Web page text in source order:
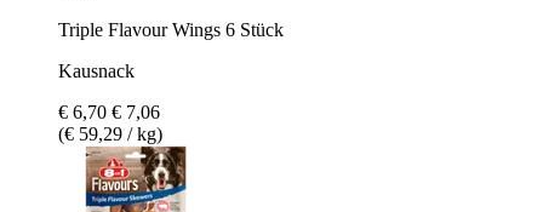
Triple Flavour Wings 6 Stück
Kausnack
€ 6,70 € 7,06
(€ 59,29 / kg)